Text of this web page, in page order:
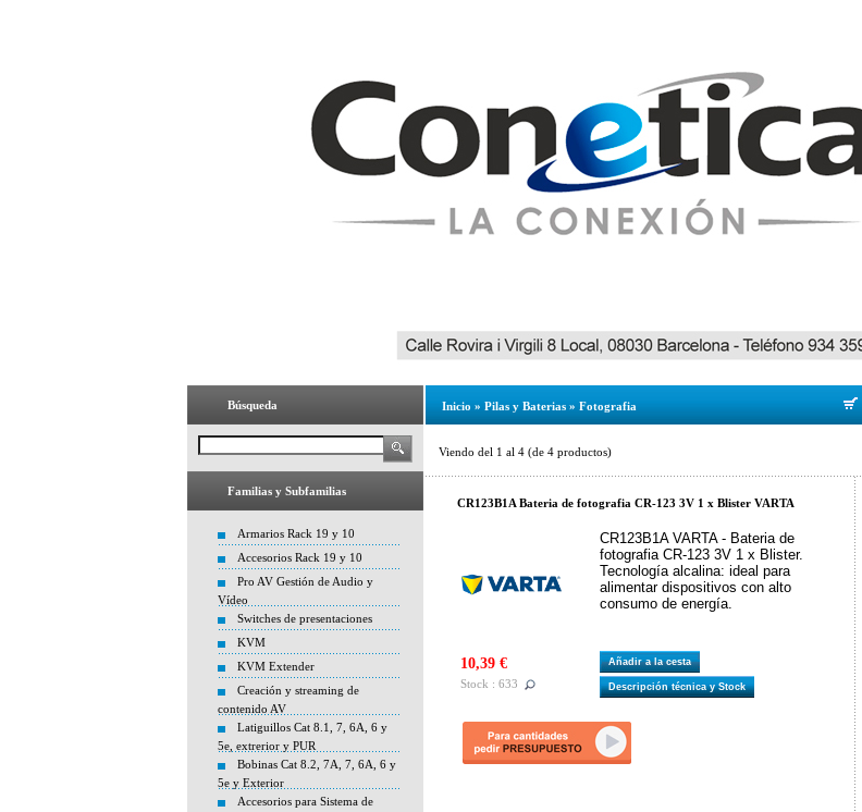
Búsqueda
Familias y Subfamilias
Armarios Rack 19 y 10
Accesorios Rack 19 y 10
Pro AV Gestión de Audio y
Vídeo
Switches de presentaciones
KVM
KVM Extender
Creación y streaming de
contenido AV
Latiguillos Cat 8.1, 7, 6A, 6 y
5e, extrerior y PUR
Bobinas Cat 8.2, 7A, 7, 6A, 6 y
5e y Exterior
Accesorios para Sistema de
Inicio » Pilas y Baterias » Fotografia
Viendo del 1 al 4 (de 4 productos)
CR123B1A Bateria de fotografia CR-123 3V 1 x Blister VARTA
CR123B1A VARTA - Bateria de
fotografia CR-123 3V 1 x Blister.
Tecnología alcalina: ideal para
alimentar dispositivos con alto
consumo de energía.
10,39 €
Stock : 633
Añadir a la cesta
Descripción técnica y Stock